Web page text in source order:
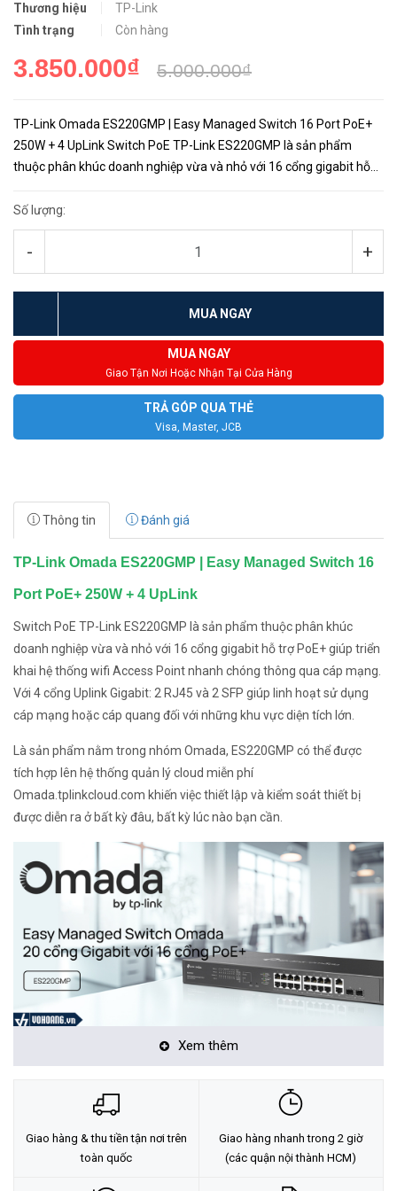
Thương hiệu
TP-Link
Tình trạng
Còn hàng
3.850.000₫ 5.000.000₫
TP-Link Omada ES220GMP | Easy Managed Switch 16 Port PoE+
250W + 4 UpLink Switch PoE TP-Link ES220GMP là sản phẩm
thuộc phân khúc doanh nghiệp vừa và nhỏ với 16 cổng gigabit hỗ
thông ...
Số lượng:
- +
MUA NGAY
MUA NGAY
Giao Tận Nơi Hoặc Nhận Tại Cửa Hàng
TRẢ GÓP QUA THẺ
Visa, Master, JCB
Thông tin Đánh giá
TP-Link Omada ES220GMP | Easy Managed Switch 16
Port PoE+ 250W + 4 UpLink
Switch PoE TP-Link ES220GMP là sản phẩm thuộc phân khúc
doanh nghiệp vừa và nhỏ với 16 cổng gigabit hỗ trợ PoE+ giúp triển
khai hệ thống wifi Access Point nhanh chóng thông qua cáp mạng.
Với 4 cổng Uplink Gigabit: 2 RJ45 và 2 SFP giúp linh hoạt sử dụng
cáp mạng hoặc cáp quang đối với những khu vực diện tích lớn.
Là sản phẩm nằm trong nhóm Omada, ES220GMP có thể được
tích hợp lên hệ thống quản lý cloud miễn phí
Omada.tplinkcloud.com khiến việc thiết lập và kiểm soát thiết bị
được diễn ra ở bất kỳ đâu, bất kỳ lúc nào bạn cần.
2 cổng RJ45 Gigabit, 2 cổng SFP Gigabit
Xem thêm
Giao hàng & thu tiền tận nơi trên
toàn quốc
Giao hàng nhanh trong 2 giờ
(các quận nội thành HCM)